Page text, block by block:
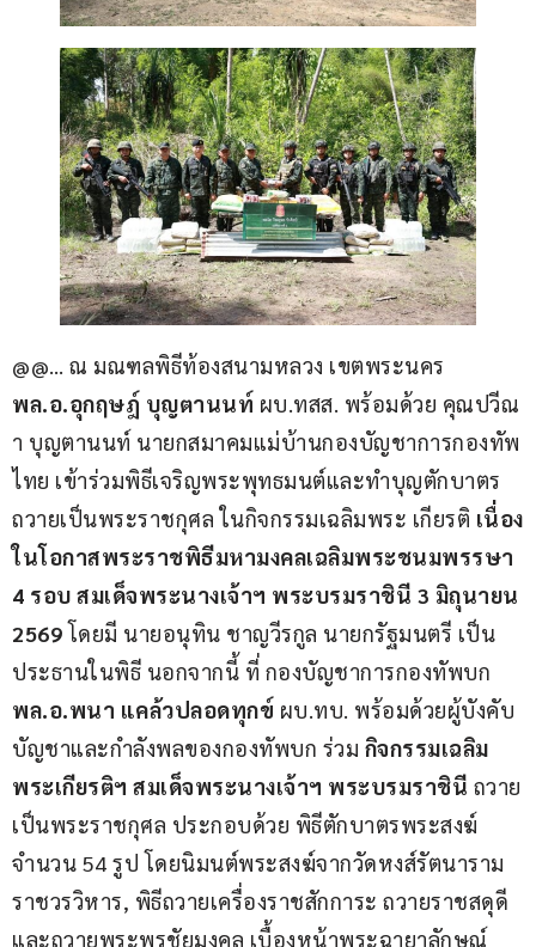
@@… ณ มณฑลพิธีท้องสนามหลวง เขตพระนคร
พล.อ.อุกฤษฎ์ บุญตานนท์ ผบ.ทสส. พร้อมด้วย คุณปวีณ
า บุญตานนท์ นายกสมาคมแม่บ้านกองบัญชาการกองทัพ
ไทย เข้าร่วมพิธีเจริญพระพุทธมนต์และทำบุญตักบาตร
ถวายเป็นพระราชกุศล ในกิจกรรมเฉลิมพระ เกียรติ เนื่อง
ในโอกาสพระราชพิธีมหามงคลเฉลิมพระชนมพรรษา
4 รอบ สมเด็จพระนางเจ้าฯ พระบรมราชินี 3 มิถุนายน
2569 โดยมี นายอนุทิน ชาญวีรกูล นายกรัฐมนตรี เป็น
ประธานในพิธี นอกจากนี้ ที่ กองบัญชาการกองทัพบก
พล.อ.พนา แคล้วปลอดทุกข์ ผบ.ทบ. พร้อมด้วยผู้บังคับ
บัญชาและกำลังพลของกองทัพบก ร่วม กิจกรรมเฉลิม
พระเกียรติฯ สมเด็จพระนางเจ้าฯ พระบรมราชินี ถวาย
เป็นพระราชกุศล ประกอบด้วย พิธีตักบาตรพระสงฆ์
จำนวน 54 รูป โดยนิมนต์พระสงฆ์จากวัดหงส์รัตนาราม
ราชวรวิหาร, พิธีถวายเครื่องราชสักการะ ถวายราชสดุดี
และถวายพระพรชัยมงคล เบื้องหน้าพระฉายาลักษณ์